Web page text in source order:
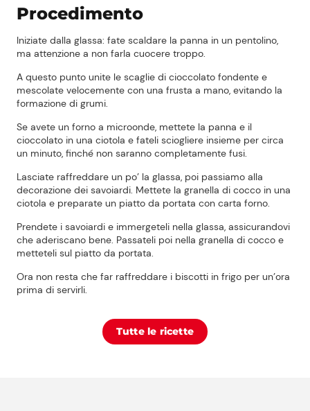
Procedimento
Iniziate dalla glassa: fate scaldare la panna in un pentolino,
ma attenzione a non farla cuocere troppo.
A questo punto unite le scaglie di cioccolato fondente e
mescolate velocemente con una frusta a mano, evitando la
formazione di grumi.
Se avete un forno a microonde, mettete la panna e il
cioccolato in una ciotola e fateli sciogliere insieme per circa
un minuto, finché non saranno completamente fusi.
Lasciate raffreddare un po’ la glassa, poi passiamo alla
decorazione dei savoiardi. Mettete la granella di cocco in una
ciotola e preparate un piatto da portata con carta forno.
Prendete i savoiardi e immergeteli nella glassa, assicurandovi
che aderiscano bene. Passateli poi nella granella di cocco e
metteteli sul piatto da portata.
Ora non resta che far raffreddare i biscotti in frigo per un’ora
prima di servirli.
Tutte le ricette